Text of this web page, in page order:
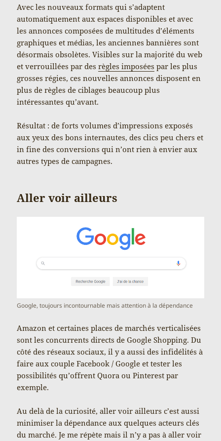
Avec les nouveaux formats qui s’adaptent
automatiquement aux espaces disponibles et avec
les annonces composées de multitudes d’éléments
graphiques et médias, les anciennes bannières sont
désormais obsolètes. Visibles sur la majorité du web
et verrouillées par desrègles imposées par les plus
grosses régies, ces nouvelles annonces disposent en
plus de règles de ciblages beaucoup plus
intéressantes qu’avant.
Résultat : de forts volumes d’impressions exposés
aux yeux des bons internautes, des clics peu chers et
in fine des conversions qui n’ont rien à envier aux
autres types de campagnes.
Aller voir ailleurs
Google, toujours incontournable mais attention à la dépendance
Amazon et certaines places de marchés verticalisées
sont les concurrents directs de Google Shopping. Du
côté des réseaux sociaux, il y a aussi des infidélités à
faire aux couple Facebook / Google et tester les
possibilités qu’offrent Quora ou Pinterest par
exemple.
Au delà de la curiosité, aller voir ailleurs c’est aussi
minimiser la dépendance aux quelques acteurs clés
du marché. Je me répète mais il n’y a pas à aller voir